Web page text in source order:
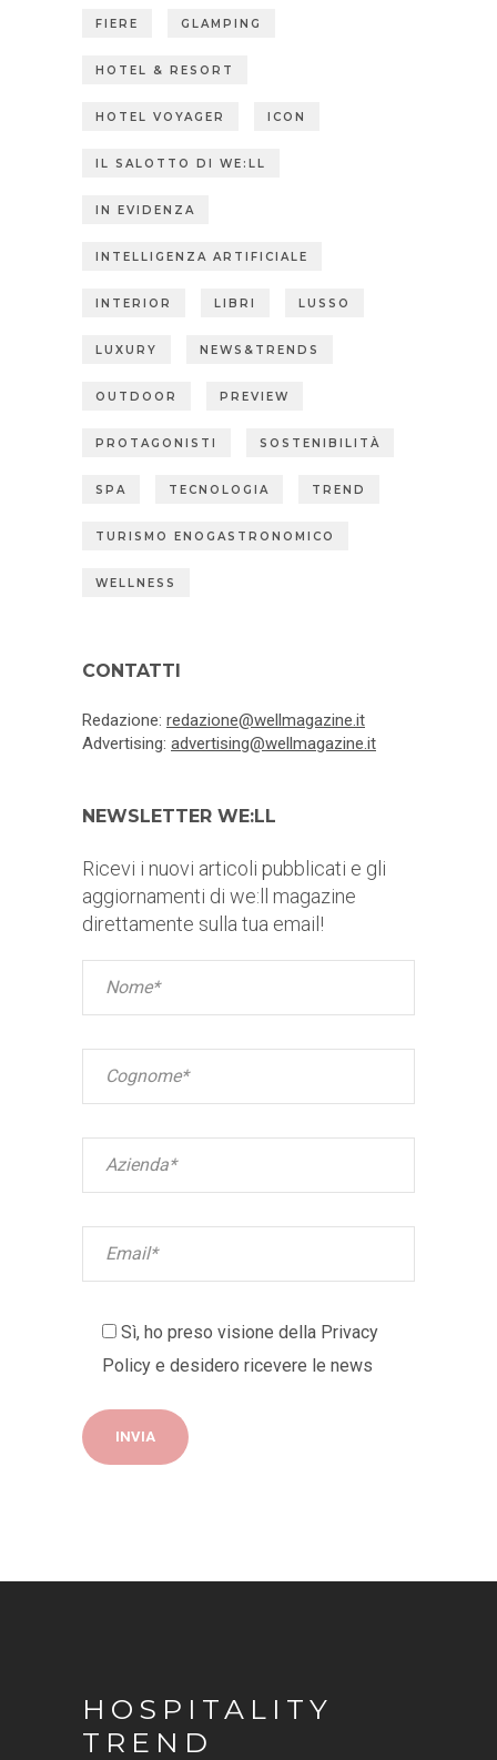
FIERE GLAMPING
HOTEL & RESORT
HOTEL VOYAGER ICON
IL SALOTTO DI WE:LL
IN EVIDENZA
INTELLIGENZA ARTIFICIALE
INTERIOR LIBRI LUSSO
LUXURY NEWS&TRENDS
OUTDOOR PREVIEW
PROTAGONISTI SOSTENIBILITÀ
SPA TECNOLOGIA TREND
TURISMO ENOGASTRONOMICO
WELLNESS
CONTATTI
Redazione: redazione@wellmagazine.it
Advertising: advertising@wellmagazine.it
NEWSLETTER WE:LL
Ricevi i nuovi articoli pubblicati e gli
aggiornamenti di we:ll magazine
direttamente sulla tua email!
Sì, ho preso visione della Privacy
Policy e desidero ricevere le news
HOSPITALITY
TREND